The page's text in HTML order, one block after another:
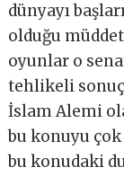
dünyayı
olduğu
oyunlar o
tehlikeli
İslam Alemi
bu konuyu
bu konudaki